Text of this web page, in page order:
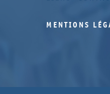
MENTIONS